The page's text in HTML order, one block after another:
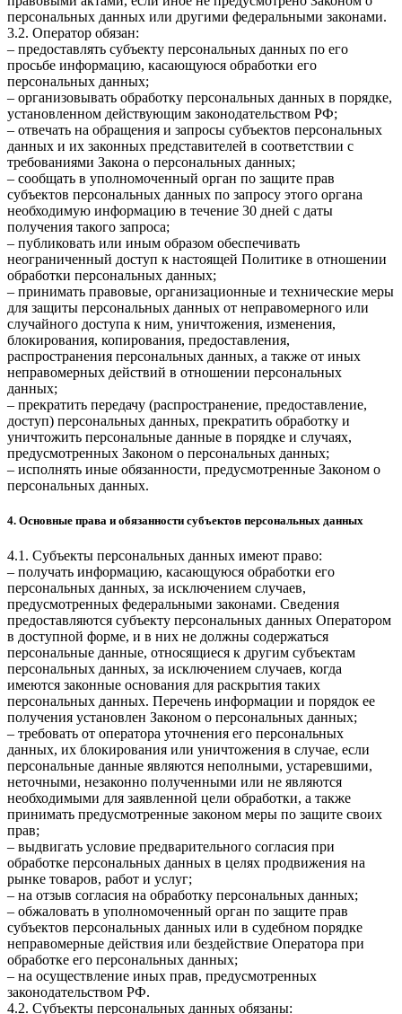
персональных данных или другими федеральными законами.
3.2. Оператор обязан:
– предоставлять субъекту персональных данных по его
просьбе информацию, касающуюся обработки его
персональных данных;
– организовывать обработку персональных данных в порядке,
установленном действующим законодательством РФ;
– отвечать на обращения и запросы субъектов персональных
данных и их законных представителей в соответствии с
требованиями Закона о персональных данных;
– сообщать в уполномоченный орган по защите прав
субъектов персональных данных по запросу этого органа
необходимую информацию в течение 30 дней с даты
получения такого запроса;
– публиковать или иным образом обеспечивать
неограниченный доступ к настоящей Политике в отношении
обработки персональных данных;
– принимать правовые, организационные и технические меры
для защиты персональных данных от неправомерного или
случайного доступа к ним, уничтожения, изменения,
блокирования, копирования, предоставления,
распространения персональных данных, а также от иных
неправомерных действий в отношении персональных
данных;
– прекратить передачу (распространение, предоставление,
доступ) персональных данных, прекратить обработку и
уничтожить персональные данные в порядке и случаях,
предусмотренных Законом о персональных данных;
– исполнять иные обязанности, предусмотренные Законом о
персональных данных.
4. Основные права и обязанности субъектов персональных данных
4.1. Субъекты персональных данных имеют право:
– получать информацию, касающуюся обработки его
персональных данных, за исключением случаев,
предусмотренных федеральными законами. Сведения
предоставляются субъекту персональных данных Оператором
в доступной форме, и в них не должны содержаться
персональные данные, относящиеся к другим субъектам
персональных данных, за исключением случаев, когда
имеются законные основания для раскрытия таких
персональных данных. Перечень информации и порядок ее
получения установлен Законом о персональных данных;
– требовать от оператора уточнения его персональных
данных, их блокирования или уничтожения в случае, если
персональные данные являются неполными, устаревшими,
неточными, незаконно полученными или не являются
необходимыми для заявленной цели обработки, а также
принимать предусмотренные законом меры по защите своих
прав;
– выдвигать условие предварительного согласия при
обработке персональных данных в целях продвижения на
рынке товаров, работ и услуг;
– на отзыв согласия на обработку персональных данных;
– обжаловать в уполномоченный орган по защите прав
субъектов персональных данных или в судебном порядке
неправомерные действия или бездействие Оператора при
обработке его персональных данных;
– на осуществление иных прав, предусмотренных
законодательством РФ.
4.2. Субъекты персональных данных обязаны: